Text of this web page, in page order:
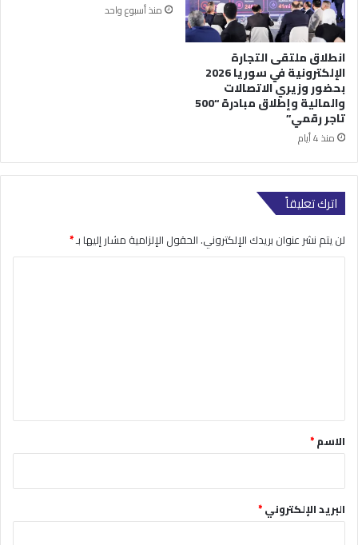
انطلاق ملتقى التجارة
الإلكترونية في سوريا 2026
بحضور وزيري الاتصالات
والمالية وإطلاق مبادرة “500
تاجر رقمي”
منذ 4 أيام
منذ أسبوع واحد
اترك تعليقاً
لن يتم نشر عنوان بريدك الإلكتروني.الحقول الإلزامية مشار إليها بـ*
*الاسم*
البريد الإلكتروني*